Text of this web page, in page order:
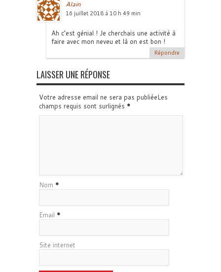
Alain
16 juillet 2018 à 10 h 49 min
Ah c’est génial ! Je cherchais une activité à
faire avec mon neveu et là on est bon !
Répondre
LAISSER UNE RÉPONSE
Votre adresse email ne sera pas publiéeLes
champs requis sont surlignés *
Nom *
Email *
Site internet